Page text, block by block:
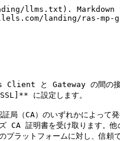
llms.txt). Markdown
landing/ras-
と Gateway の間の接
に設定します。
CA）のいずれかによって
明書を受け取ります。他
ラットフォームに対し、信頼